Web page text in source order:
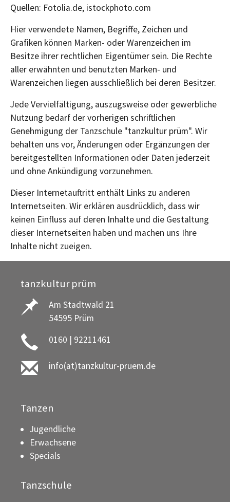
Quellen: Fotolia.de, istockphoto.com
Hier verwendete Namen, Begriffe, Zeichen und
Grafiken können Marken- oder Warenzeichen im
Besitze ihrer rechtlichen Eigentümer sein. Die Rechte
aller erwähnten und benutzten Marken- und
Warenzeichen liegen ausschließlich bei deren Besitzer.
Jede Vervielfältigung, auszugsweise oder gewerbliche
Nutzung bedarf der vorherigen schriftlichen
Genehmigung der Tanzschule "tanzkultur prüm". Wir
behalten uns vor, Änderungen oder Ergänzungen der
bereitgestellten Informationen oder Daten jederzeit
und ohne Ankündigung vorzunehmen.
Dieser Internetauftritt enthält Links zu anderen
Internetseiten. Wir erklären ausdrücklich, dass wir
keinen Einfluss auf deren Inhalte und die Gestaltung
dieser Internetseiten haben und machen uns Ihre
Inhalte nicht zueigen.
tanzkultur prüm
Am Stadtwald 21
54595 Prüm
0160 | 92211461
info(at)tanzkultur-pruem.de
Tanzen
Jugendliche
Erwachsene
Specials
Tanzschule